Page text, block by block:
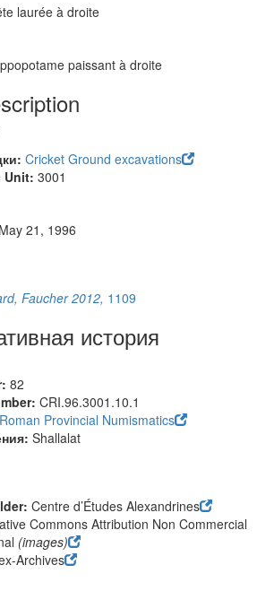
laurée à droite
paissant à droite
Cricket Ground excavations
Unit: 3001
May 21, 1996
Faucher 2012, 1109
история
82
CRI.96.3001.10.1
Roman Provincial Numismatics
Shallalat
Centre d’Études Alexandrines
Commons Attribution Non Commercial
(images)
Archives